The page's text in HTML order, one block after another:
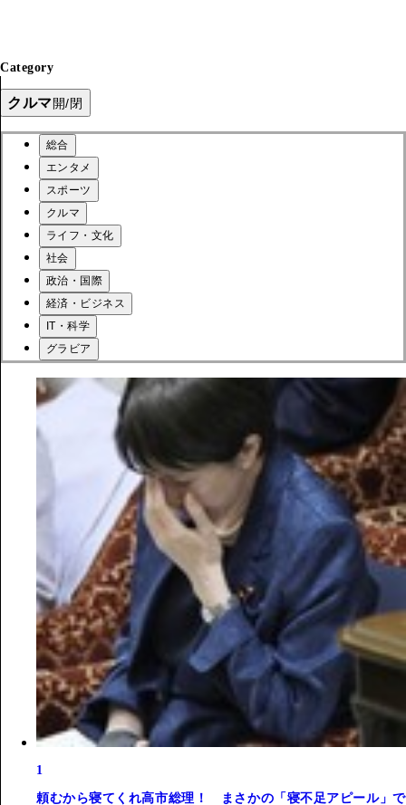
Category
クルマ開/閉
総合
エンタメ
スポーツ
クルマ
ライフ・文化
社会
政治・国際
経済・ビジネス
IT・科学
グラビア
1
頼むから寝てくれ高市総理！ まさかの「寝不足アピール」で